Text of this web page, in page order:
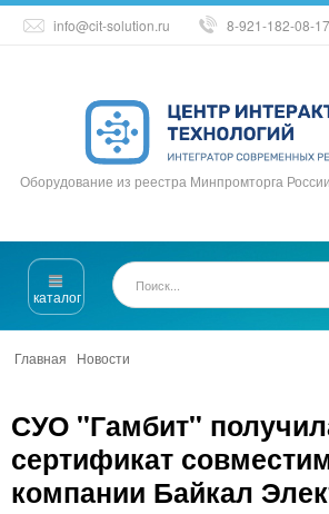
info@cit-solution.ru 8-921-182-08-17
Оборудование из реестра Минпромторга России
каталог
Главная Новости
СУО "Гамбит"
сертификат
компании Байкал